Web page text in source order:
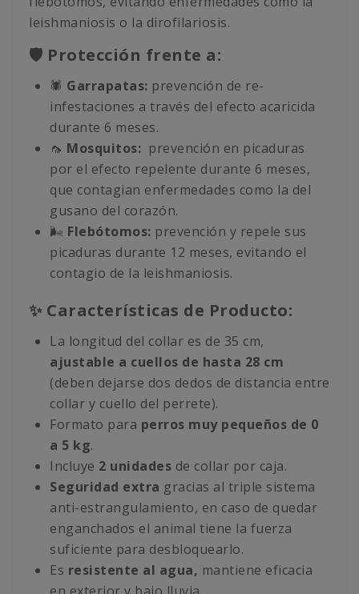
leishmaniosis o la dirofilariosis.
🛡️ Protección frente a:
🕷️ Garrapatas: prevención de re-
infestaciones a través del efecto acaricida
durante 6 meses.
🦟 Mosquitos: prevención en picaduras
por el efecto repelente durante 6 meses,
que contagian enfermedades como la del
gusano del corazón.
🌬️ Flebótomos: prevención y repele sus
picaduras durante 12 meses, evitando el
contagio de la leishmaniosis.
✨ Características de Producto:
La longitud del collar es de 35 cm,
ajustable a cuellos de hasta 28 cm
(deben dejarse dos dedos de distancia entre
collar y cuello del perrete).
Formato para perros muy pequeños de 0
a 5 kg.
Incluye 2 unidades de collar por caja.
Seguridad extra gracias al triple sistema
anti-estrangulamiento, en caso de quedar
enganchados el animal tiene la fuerza
suficiente para desbloquearlo.
Es resistente al agua, mantiene eficacia